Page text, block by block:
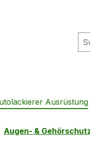
Ausrüstung
Augen- &